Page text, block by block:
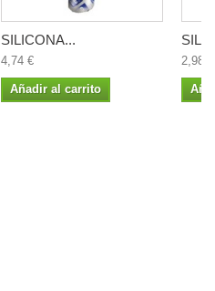
SILICONA...
4,74 €
Añadir al carrito
2,98 €